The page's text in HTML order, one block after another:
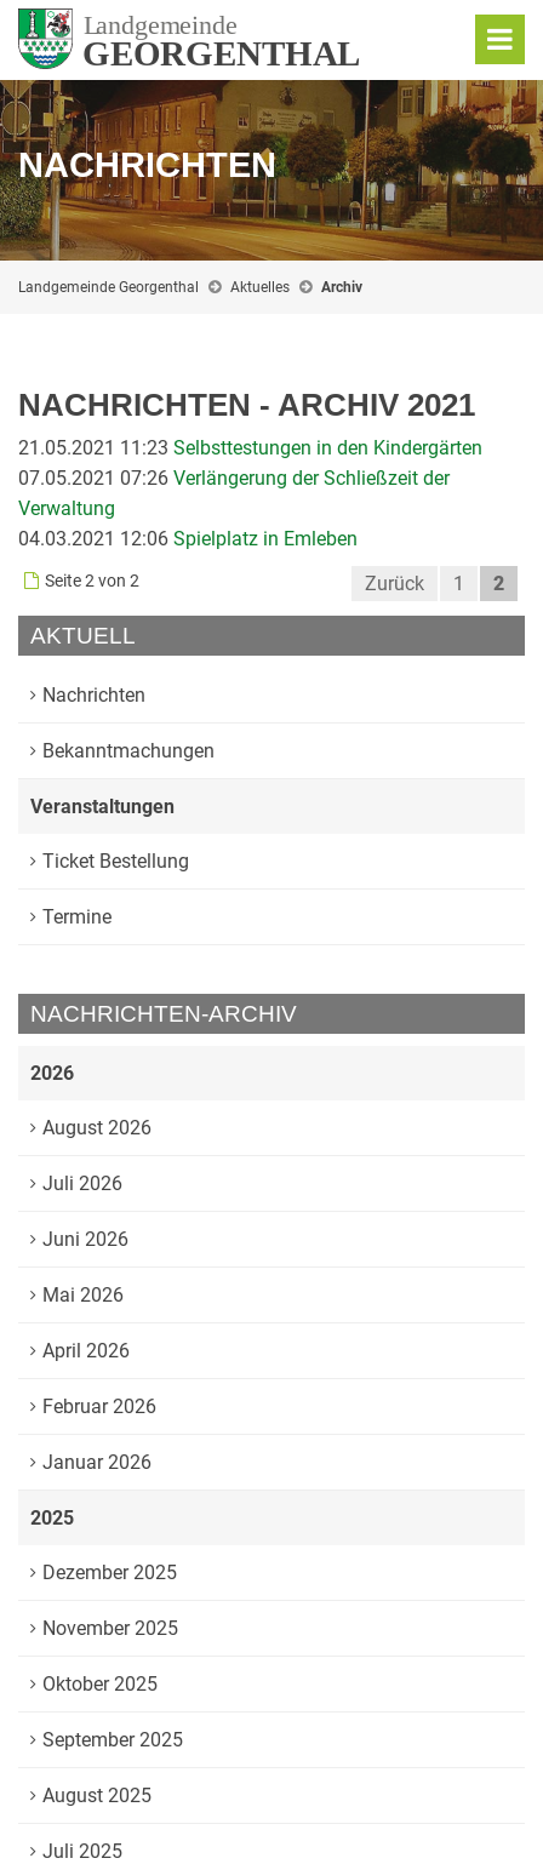
NACHRICHTEN
Landgemeinde Georgenthal Aktuelles Archiv
NACHRICHTEN - ARCHIV 2021
21.05.2021 11:23 Selbsttestungen in den Kindergärten
07.05.2021 07:26 Verlängerung der Schließzeit der
Verwaltung
04.03.2021 12:06 Spielplatz in Emleben
Seite 2 von 2 Zurück 1 2
AKTUELL
Nachrichten
Bekanntmachungen
Veranstaltungen
Ticket Bestellung
Termine
NACHRICHTEN-ARCHIV
2026
August 2026
Juli 2026
Juni 2026
Mai 2026
April 2026
Februar 2026
Januar 2026
2025
Dezember 2025
November 2025
Oktober 2025
September 2025
August 2025
Juli 2025